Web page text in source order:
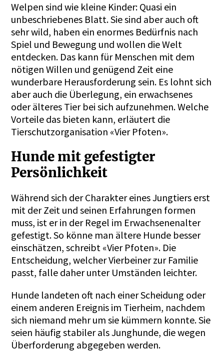
Welpen sind wie kleine Kinder: Quasi ein
unbeschriebenes Blatt. Sie sind aber auch oft
sehr wild, haben ein enormes Bedürfnis nach
Spiel und Bewegung und wollen die Welt
entdecken. Das kann für Menschen mit dem
nötigen Willen und genügend Zeit eine
wunderbare Herausforderung sein. Es lohnt sich
aber auch die Überlegung, ein erwachsenes
oder älteres Tier bei sich aufzunehmen. Welche
Vorteile das bieten kann, erläutert die
Tierschutzorganisation «Vier Pfoten».
Hunde mit gefestigter
Persönlichkeit
Während sich der Charakter eines Jungtiers erst
mit der Zeit und seinen Erfahrungen formen
muss, ist er in der Regel im Erwachsenenalter
gefestigt. So könne man ältere Hunde besser
einschätzen, schreibt «Vier Pfoten». Die
Entscheidung, welcher Vierbeiner zur Familie
passt, falle daher unter Umständen leichter.
Hunde landeten oft nach einer Scheidung oder
einem anderen Ereignis im Tierheim, nachdem
sich niemand mehr um sie kümmern konnte. Sie
seien häufig stabiler als Junghunde, die wegen
Überforderung abgegeben werden.